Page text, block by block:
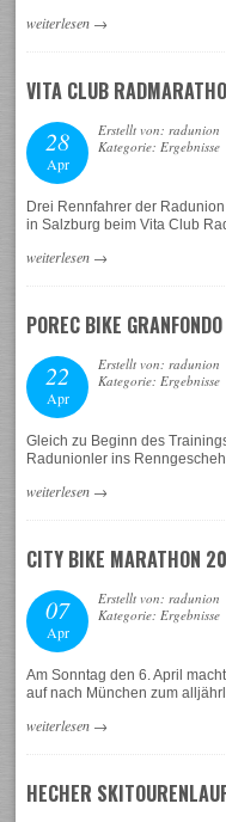
weiterlesen →
VITA CLUB
28
Apr
Erstellt von: radunion
Kategorie: Ergebnisse
Drei Rennfahrer der
in Salzburg beim Vita Club
weiterlesen →
POREC BIKE GRANFONDO
22
Apr
Erstellt von: radunion
Kategorie: Ergebnisse
Gleich zu Beginn des
Radunionler ins
weiterlesen →
CITY BIKE MARATHON
07
Apr
Erstellt von: radunion
Kategorie: Ergebnisse
Am Sonntag den 6. April
auf nach München zum
weiterlesen →
HECHER